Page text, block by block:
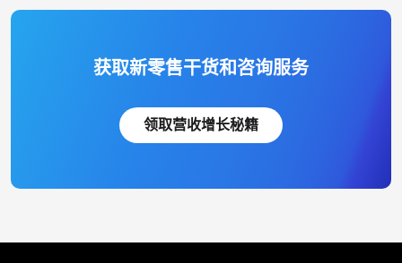
获取新零售干货和咨询服务
领取营收增长秘籍